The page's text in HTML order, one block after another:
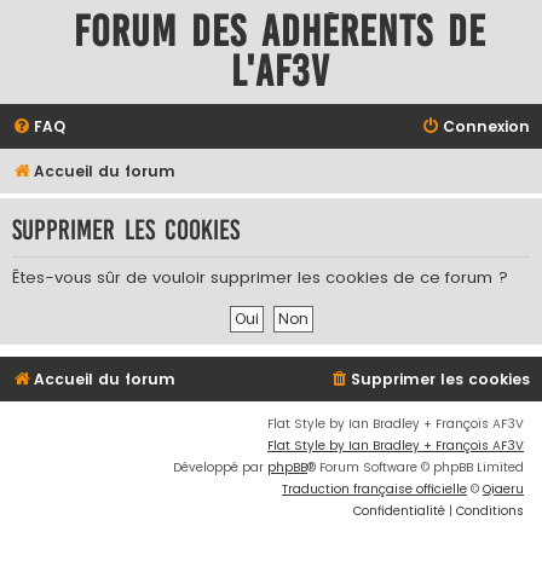
Forum des adhérents de
l'AF3V
FAQ Connexion
Accueil du forum
Supprimer les cookies
Êtes-vous sûr de vouloir supprimer les cookies de ce forum ?
Accueil du forum Supprimer les cookies
Flat Style by Ian Bradley + François AF3V
Flat Style by Ian Bradley + François AF3V
Développé par phpBB® Forum Software © phpBB Limited
Traduction française officielle © Qiaeru
Confidentialité | Conditions